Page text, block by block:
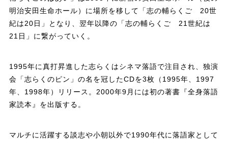
明治安田生命ホール）に場所を移して「志の輔らくご 20世
紀は20日」となり、翌年以降の「志の輔らくご 21世紀は
21日」に繋がっていく。
1995年に真打昇進した志らくはシネマ落語で注目され、独演
会「志らくのピン」の名を冠したCDを3枚（1995年、1997
年、1998年）リリース。2000年9月には初の著書『全身落語
家読本』を出版する。
マルチに活躍する談志や小朝以外で1990年代に落語家として